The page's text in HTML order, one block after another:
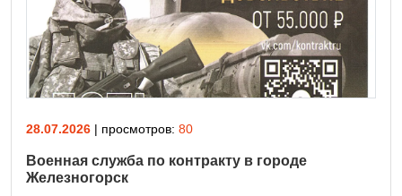
28.07.2026 | просмотров: 80
Военная служба по контракту в городе
Железногорск